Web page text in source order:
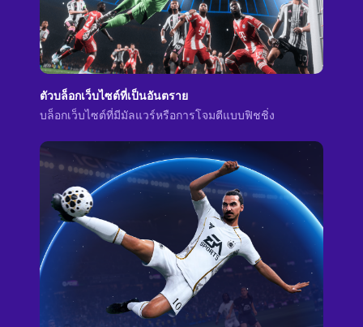
ตัวบล็อกเว็บไซต์ที่เป็นอันตราย
บล็อกเว็บไซต์ที่มีมัลแวร์หรือการโจมตีแบบฟิชชิ่ง